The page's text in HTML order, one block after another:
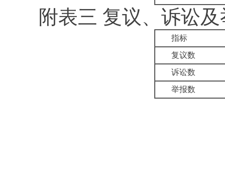
附表三 复议、诉讼
指标
复议数
诉讼数
举报数